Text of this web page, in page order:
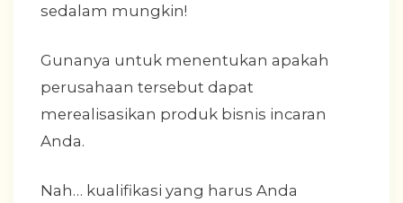
sedalam mungkin!
Gunanya untuk menentukan apakah
perusahaan tersebut dapat
merealisasikan produk bisnis incaran
Anda.
Nah… kualifikasi yang harus Anda